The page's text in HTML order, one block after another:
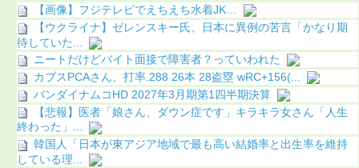
【画像】フジテレビでえちえち水着JK…
【ウクライナ】ゼレンスキー氏、日本に異例の苦言「かなり期
待していた...
ニートだけどバイト面接で障害者？っていわれた
カブスPCAさん、打率.288 26本 28盗塁 wRC+156(...
バンダイナムコHD 2027年3月期第1四半期決算
【悲報】医者「娘さん、ダウン症です」キラキラ女さん「人生
終わった」...
韓国人「日本が東アジア地域で最も高い結婚率と出生率を維持
している理...